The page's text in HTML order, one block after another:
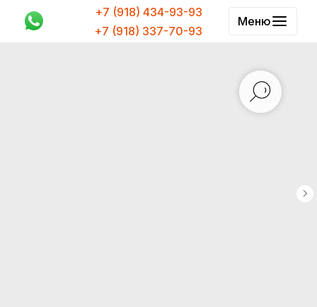
+7 (918) 434-93-93
+7 (918) 337-70-93
Меню